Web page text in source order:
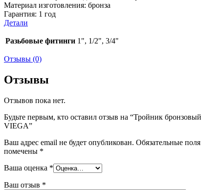
Материал изготовления: бронза
Гарантия: 1 год
Детали
Разьбовые фитинги 1", 1/2", 3/4"
Отзывы (0)
Отзывы
Отзывов пока нет.
Будьте первым, кто оставил отзыв на “Тройник бронзовый
VIEGA”
Ваш адрес email не будет опубликован. Обязательные поля
помечены *
Ваша оценка *
Ваш отзыв *